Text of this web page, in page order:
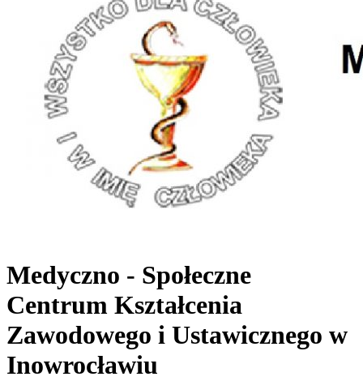
Medyczno - Społeczne
Centrum Kształcenia
Zawodowego i Ustawicznego w
Inowrocławiu